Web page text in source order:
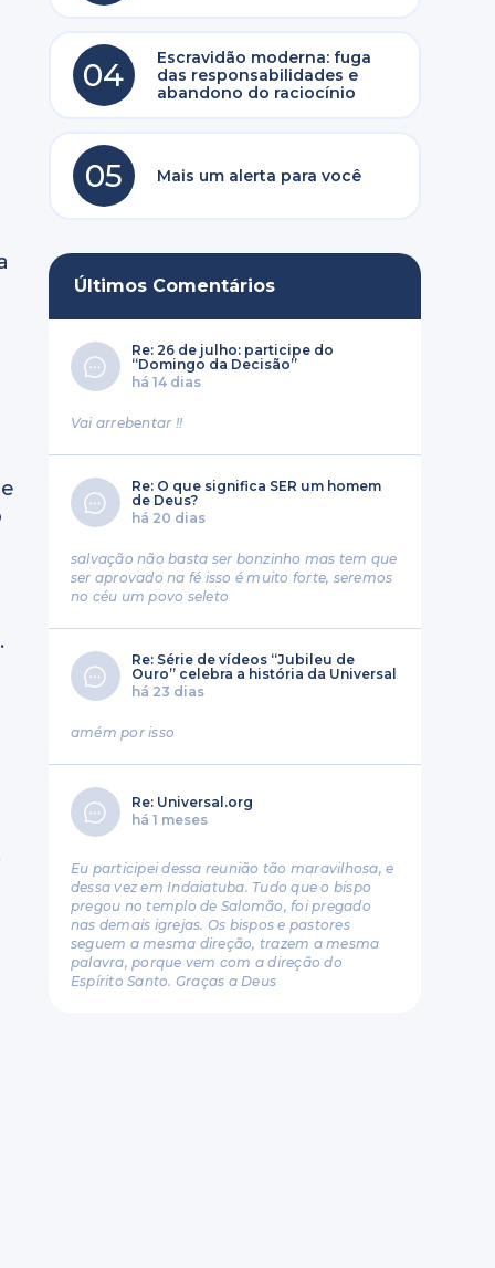
04
Escravidão moderna: fuga
das responsabilidades e
abandono do raciocínio
05 Mais um alerta para você
Últimos Comentários
Re: 26 de julho: participe do
“Domingo da Decisão”
há 14 dias
Vai arrebentar !!
Re: O que significa SER um homem
de Deus?
há 20 dias
salvação não basta ser bonzinho mas tem que
ser aprovado na fé isso é muito forte, seremos
no céu um povo seleto
Re: Série de vídeos “Jubileu de
Ouro” celebra a história da Universal
há 23 dias
amém por isso
Re: Universal.org
há 1 meses
Eu participei dessa reunião tão maravilhosa, e
dessa vez em Indaiatuba. Tudo que o bispo
pregou no templo de Salomão, foi pregado
nas demais igrejas. Os bispos e pastores
seguem a mesma direção, trazem a mesma
palavra, porque vem com a direção do
Espírito Santo. Graças a Deus